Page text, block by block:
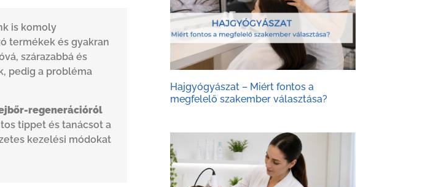
is komoly
termékek és gyakran
szárazabbá és
pedig a probléma
regenerációról
tippet és tanácsot a
kezelési módokat
Hajgyógyászat – Miért fontos a
megfelelő szakember választása?